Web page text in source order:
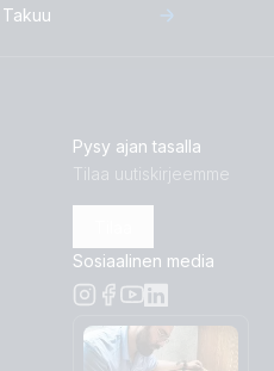
Takuu
Pysy ajan tasalla
Tilaa uutiskirjeemme
Sosiaalinen media